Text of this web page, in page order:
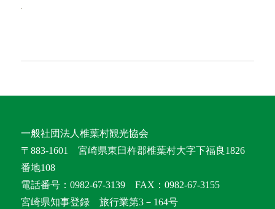
一般社団法人椎葉村観光協会
〒883-1601 宮崎県東臼杵郡椎葉村大字下福良1826
番地108
電話番号：0982-67-3139 FAX：0982-67-3155
宮崎県知事登録 旅行業第3－164号